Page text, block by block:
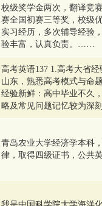
校级奖学金两次，翻译竞
赛全国初赛三等奖，校级
实习经历，多次辅导经验
验丰富，认真负责。……
高考英语137 1.高考大省
山东，熟悉高考模式与命
经验新鲜：高中毕业不久
略及常见问题记忆较为深
青岛农业大学经济学本科
律，取得四级证书，公共